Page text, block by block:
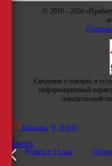
© 2010 - 2026
Сведения о товарах и
информационный
определяемой
Корзина 0 0 руб
Купить в 1 клик
Наверх